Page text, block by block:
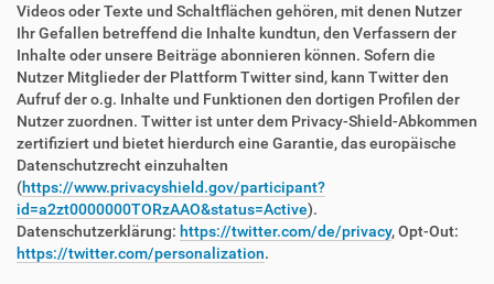
Videos oder Texte und Schaltflächen gehören, mit denen Nutzer
Ihr Gefallen betreffend die Inhalte kundtun, den Verfassern der
Inhalte oder unsere Beiträge abonnieren können. Sofern die
Nutzer Mitglieder der Plattform Twitter sind, kann Twitter den
Aufruf der o.g. Inhalte und Funktionen den dortigen Profilen der
Nutzer zuordnen. Twitter ist unter dem Privacy-Shield-Abkommen
zertifiziert und bietet hierdurch eine Garantie, das europäische
Datenschutzrecht einzuhalten
(https://www.privacyshield.gov/participant?
id=a2zt0000000TORzAAO&status=Active).
Datenschutzerklärung: https://twitter.com/de/privacy, Opt-Out:
https://twitter.com/personalization.